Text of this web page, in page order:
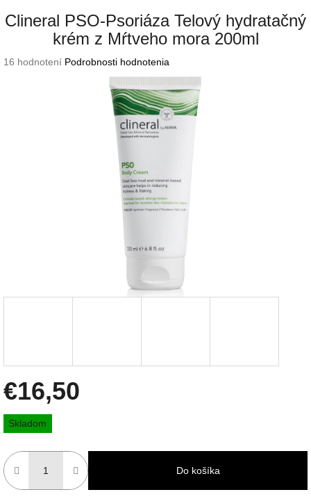
Clineral PSO-Psoriáza Telový hydratačný
krém z Mŕtveho mora 200ml
Priemerné
16 hodnotení Podrobnosti hodnotenia
€16,50
Jednotková
cena:
Skladom
Do košíka